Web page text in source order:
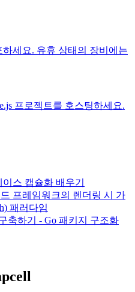
하세요. 유휴 상태의 장비에는
프로젝트를 호스팅하세요.
스 캡슐화 배우기
프레임워크의 렌더링 시 가
패러다임
축하기 - Go 패키지 구조화